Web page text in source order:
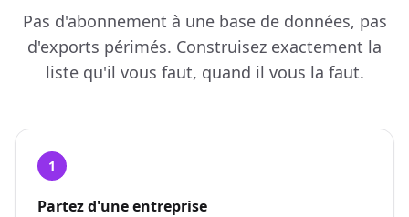
Pas d'abonnement à une base de données, pas
d'exports périmés. Construisez exactement la
liste qu'il vous faut, quand il vous la faut.
1
Partez d'une entreprise